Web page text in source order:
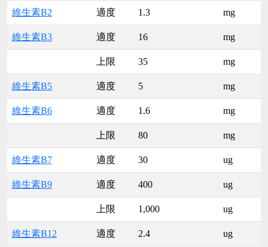
維生素B2 適度 1.3 mg
維生素B3 適度 16 mg
上限 35 mg
維生素B5 適度 5 mg
維生素B6 適度 1.6 mg
上限 80 mg
維生素B7 適度 30 ug
維生素B9 適度 400 ug
上限 1,000 ug
維生素B12 適度 2.4 ug